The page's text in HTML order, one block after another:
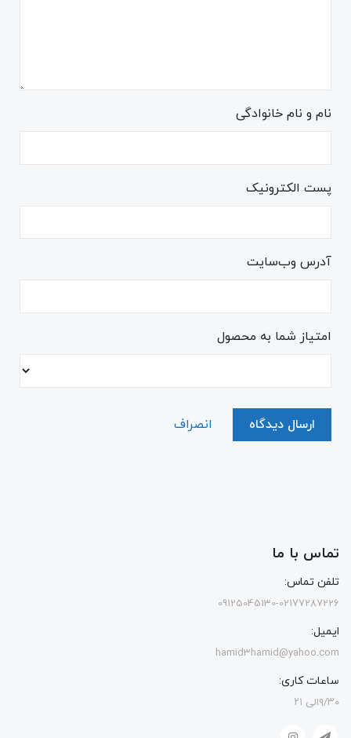
نام و نام خانوادگی
پست الکترونیک
آدرس وب‌سایت
امتیاز شما به محصول
ارسال دیدگاه انصراف
تماس با ما
تلفن تماس:
09125045130-02177287226
ایمیل:
hamid3hamid@yahoo.com
ساعات کاری:
۹/۳۰الی ۲۱